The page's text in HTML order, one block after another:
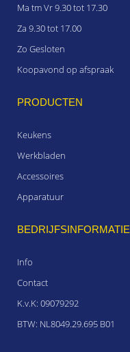
Ma tm Vr 9.30 tot 17.30
Za 9.30 tot 17.00
Zo Gesloten
Koopavond op afspraak
PRODUCTEN
Keukens
Werkbladen
Accessoires
Apparatuur
BEDRIJFSINFORMATIE
Info
Contact
K.v.K: 09079292
BTW: NL8049.29.695 B01